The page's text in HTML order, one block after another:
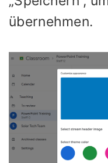
übernehmen.